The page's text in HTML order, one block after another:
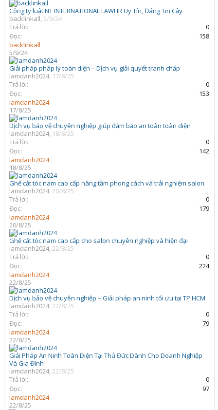
Công ty luật NT INTERNATIONAL LAWFIR Uy Tín, Đáng Tin Cậy
backlinkall, 5/9/24
Trả lời:
0
Đọc:
158
backlinkall
5/9/24
Giải pháp pháp lý toàn diện – Dịch vụ giải quyết tranh chấp
lamdanh2024, 17/8/25
Trả lời:
0
Đọc:
153
lamdanh2024
17/8/25
Dịch vụ bảo vệ chuyên nghiệp giúp đảm bảo an toàn toàn diện
lamdanh2024, 18/8/25
Trả lời:
0
Đọc:
142
lamdanh2024
18/8/25
Ghế cắt tóc nam cao cấp nâng tầm phong cách và trải nghiệm salon
lamdanh2024,20/8/25
Trả lời:
0
Đọc:
179
lamdanh2024
20/8/25
Ghế cắt tóc nam cao cấp cho salon chuyên nghiệp và hiện đại
lamdanh2024,22/8/25
Trả lời:
0
Đọc:
224
lamdanh2024
22/8/25
Dịch vụ bảo vệ chuyên nghiệp – Giải pháp an ninh tối ưu tại TP.HCM
lamdanh2024,22/8/25
Trả lời:
0
Đọc:
79
lamdanh2024
22/8/25
Giải Pháp An Ninh Toàn Diện Tại Thủ Đức Dành Cho Doanh Nghiệp
Và Gia Đình
lamdanh2024,22/8/25
Trả lời:
0
Đọc:
97
lamdanh2024
22/8/25